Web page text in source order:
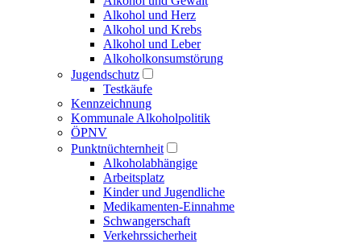
Alkohol und Herz
Alkohol und Krebs
Alkohol und Leber
Alkoholkonsumstörung
Jugendschutz
Testkäufe
Kennzeichnung
Kommunale Alkoholpolitik
ÖPNV
Punktnüchternheit
Alkoholabhängige
Arbeitsplatz
Kinder und Jugendliche
Medikamenten-Einnahme
Schwangerschaft
Verkehrssicherheit